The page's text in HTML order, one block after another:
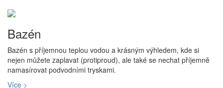
Bazén
Bazén s příjemnou teplou vodou a krásným výhledem, kde si
nejen můžete zaplavat (protiproud), ale také se nechat příjemně
namasírovat podvodními tryskami.
Více >